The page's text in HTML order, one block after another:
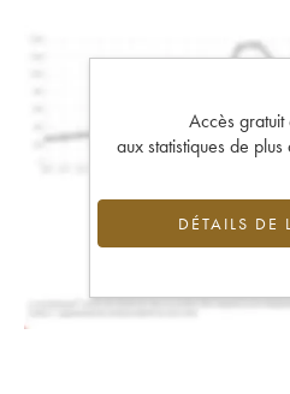
Accès gratuit
aux statistiques de
DÉTAILS DE